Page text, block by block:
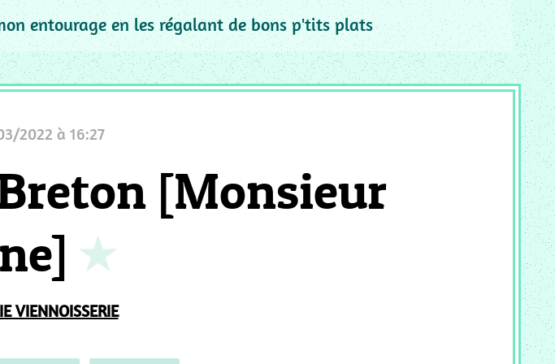
entourage en les régalant de bons p'tits plats
2022 à 16:27
[Monsieur
VIENNOISSERIE